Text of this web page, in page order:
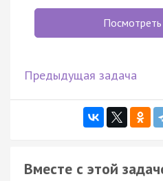
Предыдущая задача
Вместе с этой